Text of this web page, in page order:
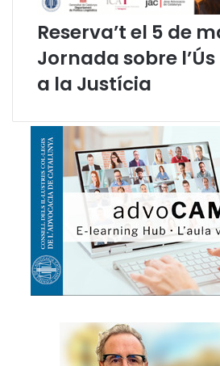
l
e
l
i
g
l
e
s
"
c
a
C
l
a
n
a
Reserva’t el 5 de
Jornada sobre
a la Justícia